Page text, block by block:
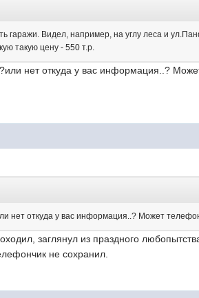
гаражи. Видел, например, на углу леса и
такую цену - 550 т.р.
нет откуда у вас информация..?
нет откуда у вас информация..? Может
заглянул из праздного
не сохранил.